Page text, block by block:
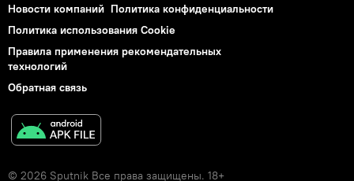
Новости компаний Политика конфиденциальности
Политика использования Cookie
Правила применения рекомендательных
технологий
Обратная связь
© 2026 Sputnik Все права защищены. 18+